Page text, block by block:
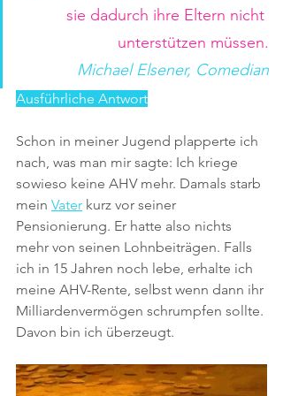
sie dadurch ihre Eltern nicht
unterstützen müssen.
Michael Elsener, Comedian
Ausführliche Antwort
Schon in meiner Jugend plapperte ich
nach, was man mir sagte: Ich kriege
sowieso keine AHV mehr. Damals starb
mein Vater kurz vor seiner
Pensionierung. Er hatte also nichts
mehr von seinen Lohnbeiträgen. Falls
ich in 15 Jahren noch lebe, erhalte ich
meine AHV-Rente, selbst wenn dann ihr
Milliardenvermögen schrumpfen sollte.
Davon bin ich überzeugt.